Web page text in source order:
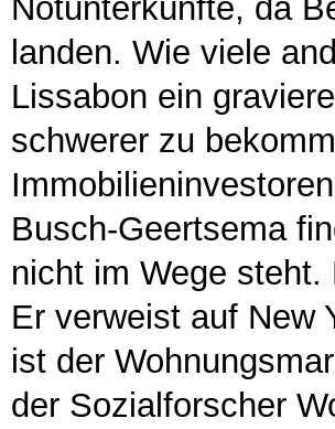
Notunterkünfte, da
landen. Wie viele
Lissabon ein
schwerer zu
Busch-Geertsema
nicht im Wege
Er verweist auf New
ist der
der Sozialforscher